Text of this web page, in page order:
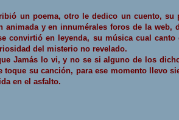
un poema, otro le dedico un cuento, su
animada y en innumérales foros de la web,
convirtió en leyenda, su música cual
del misterio no revelado.
Jamás lo vi, y no se si alguno de los
toque su canción, para ese momento llevo
en el asfalto.